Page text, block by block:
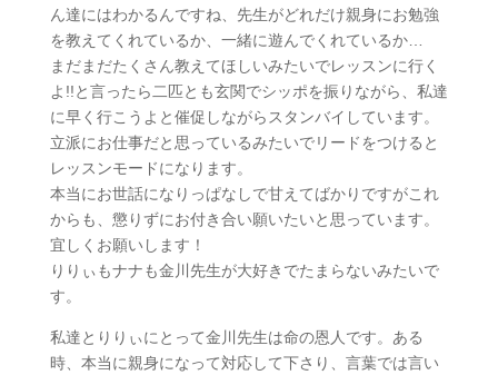
ん達にはわかるんですね、先生がどれだけ親身にお勉強
を教えてくれているか、一緒に遊んでくれているか…
まだまだたくさん教えてほしいみたいでレッスンに行く
よ!!と言ったら二匹とも玄関でシッポを振りながら、私達
に早く行こうよと催促しながらスタンバイしています。
立派にお仕事だと思っているみたいでリードをつけると
レッスンモードになります。
本当にお世話になりっぱなしで甘えてばかりですがこれ
からも、懲りずにお付き合い願いたいと思っています。
宜しくお願いします！
りりぃもナナも金川先生が大好きでたまらないみたいで
す。
私達とりりぃにとって金川先生は命の恩人です。ある
時、本当に親身になって対応して下さり、言葉では言い